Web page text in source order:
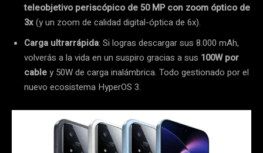
teleobjetivo periscópico de 50 MP con zoom óptico de
3x(y un zoom de calidad digital-óptica de 6x).
Carga ultrarrápida: Si logras descargar sus 8.000 mAh,
volverás a la vida en un suspiro gracias a sus 100W por
cabley 50W de carga inalámbrica. Todo gestionado por el
nuevo ecosistema HyperOS 3.